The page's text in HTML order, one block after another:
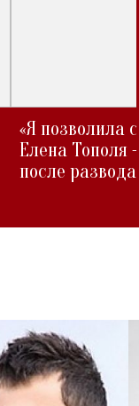
«Я позволила
Елена Тополя
после развода